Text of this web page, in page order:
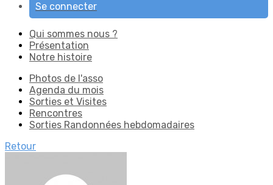
Se connecter
Qui sommes nous ?
Présentation
Notre histoire
Photos de l'asso
Agenda du mois
Sorties et Visites
Rencontres
Sorties Randonnées hebdomadaires
Retour